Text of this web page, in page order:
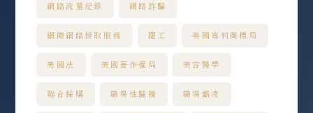
網路流量紀錄 網路詐騙
網際網路接取服務 罷工 美國專利商標局
美國法 美國著作權局 美容醫學
聯合採購 職場性騷擾 職場霸凌